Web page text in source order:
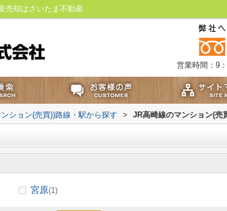
売却はさいたま不動産
営業時間：9
ション(売買))路線・駅から探す > JR高崎線のマンション(売
宮原(1)